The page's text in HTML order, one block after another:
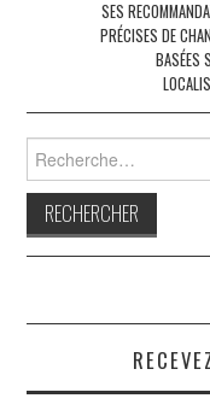
SES
PRÉCISES DE
BASÉES